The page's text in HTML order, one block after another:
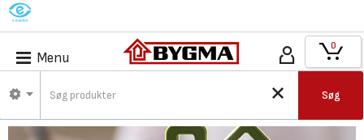
M
Menu
Søg
0